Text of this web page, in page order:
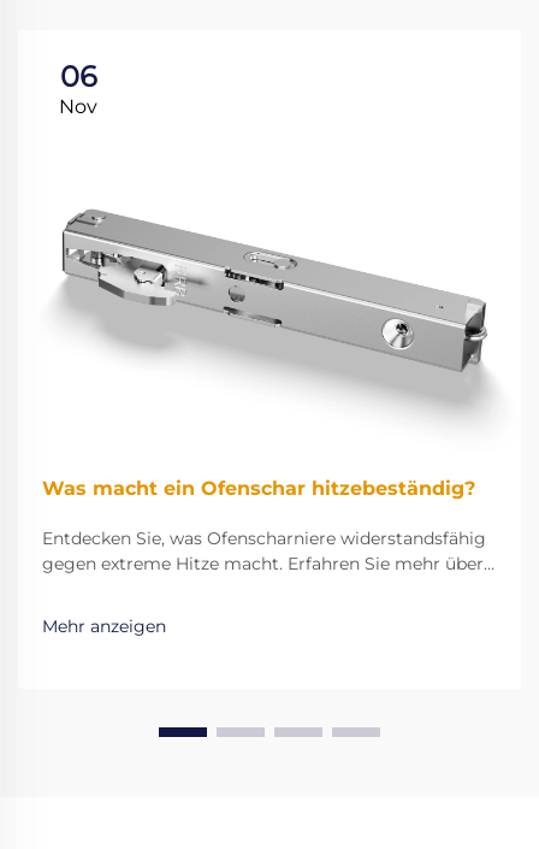
06
Nov
Was macht ein Ofenschar hitzebeständig?
Entdecken Sie, was Ofenscharniere widerstandsfähig
gegen extreme Hitze macht. Erfahren Sie mehr über
Technologien, die für eine langlebige, zuverlässige
Leistung sorgen. Mehr erfahren.
Mehr anzeigen